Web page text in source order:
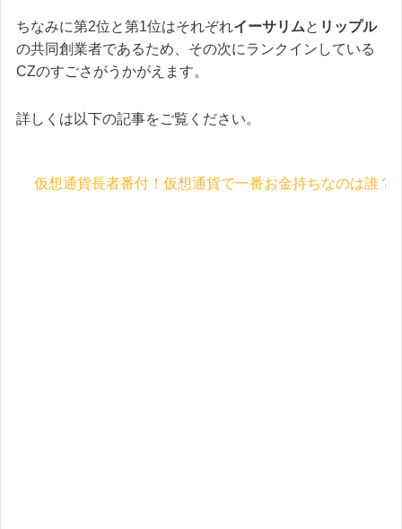
ちなみに第2位と第1位はそれぞれイーサリムと リップル
の共同創業者であるため、その次にランクインしている
CZのすごさがうかがえます。
詳しくは以下の記事をご覧ください。
仮想通貨長者番付！仮想通貨で一番お金持ちなのは誰？